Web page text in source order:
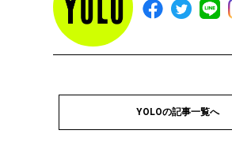
YOLOの記事一覧へ